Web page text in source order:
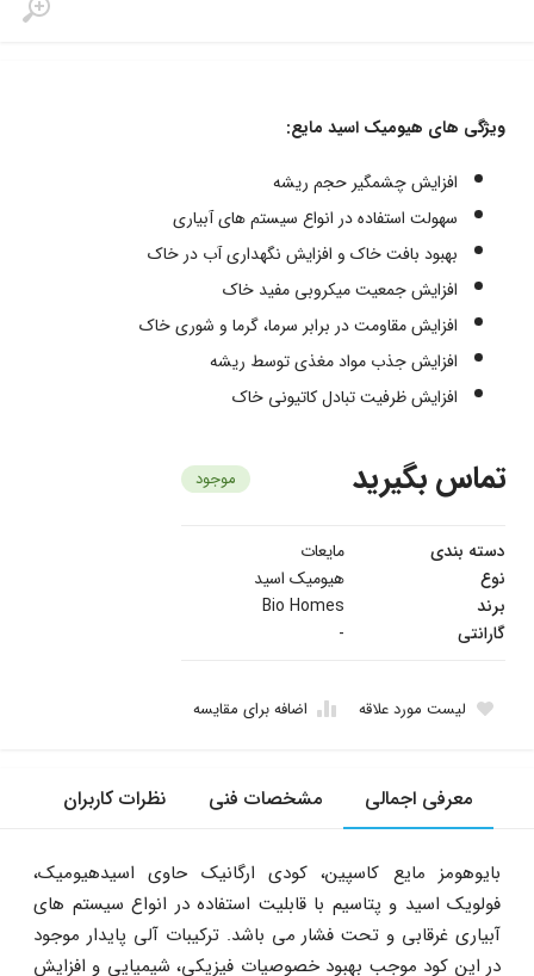
ویژگی های هیومیک اسید مایع:
افزایش چشمگیر حجم ریشه
سهولت استفاده در انواع سیستم های آبیاری
بهبود بافت خاک و افزایش نگهداری آب در خاک
افزایش جمعیت میکروبی مفید خاک
افزایش مقاومت در برابر سرما، گرما و شوری خاک
افزایش جذب مواد مغذی توسط ریشه
افزایش ظرفیت تبادل کاتیونی خاک
تماس بگیرید موجود
دسته بندی
مایعات
نوع
هیومیک اسید
برند
Bio Homes
گارانتی
-
لیست مورد علاقه اضافه برای مقایسه
معرفی اجمالی مشخصات فنی نظرات کاربران
بایوهومز مایع کاسپین، کودی ارگانیک حاوی اسیدهیومیک،
فولویک اسید و پتاسیم با قابلیت استفاده در انواع سیستم های
آبیاری غرقابی و تحت فشار می باشد. ترکیبات آلی پایدار موجود
در این کود موجب بهبود خصوصیات فیزیکی، شیمیایی و افزایش